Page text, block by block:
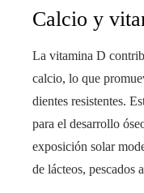
Calcio y
La vitamina D
calcio, lo que
dientes resistentes.
para el desarrollo
exposición solar
de lácteos, pescados